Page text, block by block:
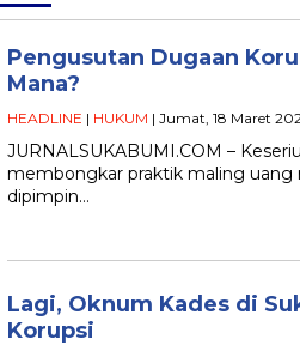
Pengusutan Dugaan
Mana?
HEADLINE | HUKUM | Jumat, 18 Maret
JURNALSUKABUMI.COM –
membongkar praktik maling uang
dipimpin…
Lagi, Oknum Kades di
Korupsi